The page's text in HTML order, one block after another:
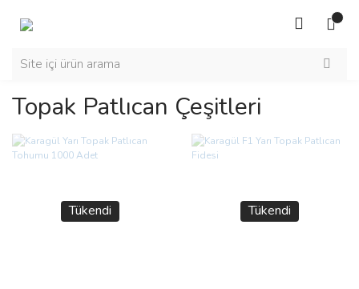
Topak Patlıcan Çeşitleri
Tükendi Tükendi